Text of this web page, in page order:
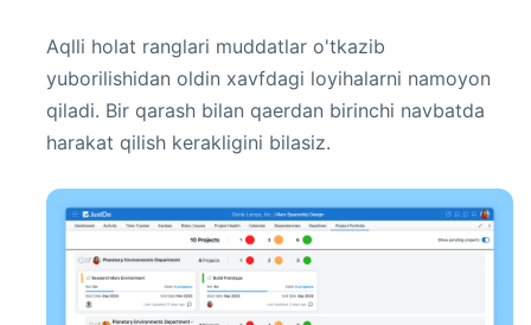
Aqlli holat ranglari muddatlar o'tkazib
yuborilishidan oldin xavfdagi loyihalarni namoyon
qiladi. Bir qarash bilan qaerdan birinchi navbatda
harakat qilish kerakligini bilasiz.